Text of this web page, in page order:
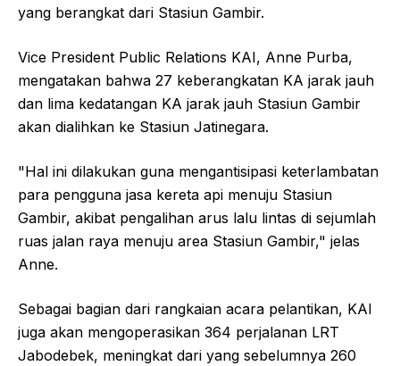
yang berangkat dari Stasiun Gambir.
Vice President Public Relations KAI, Anne Purba,
mengatakan bahwa 27 keberangkatan KA jarak jauh
dan lima kedatangan KA jarak jauh Stasiun Gambir
akan dialihkan ke Stasiun Jatinegara.
"Hal ini dilakukan guna mengantisipasi keterlambatan
para pengguna jasa kereta api menuju Stasiun
Gambir, akibat pengalihan arus lalu lintas di sejumlah
ruas jalan raya menuju area Stasiun Gambir," jelas
Anne.
Sebagai bagian dari rangkaian acara pelantikan, KAI
juga akan mengoperasikan 364 perjalanan LRT
Jabodebek, meningkat dari yang sebelumnya 260